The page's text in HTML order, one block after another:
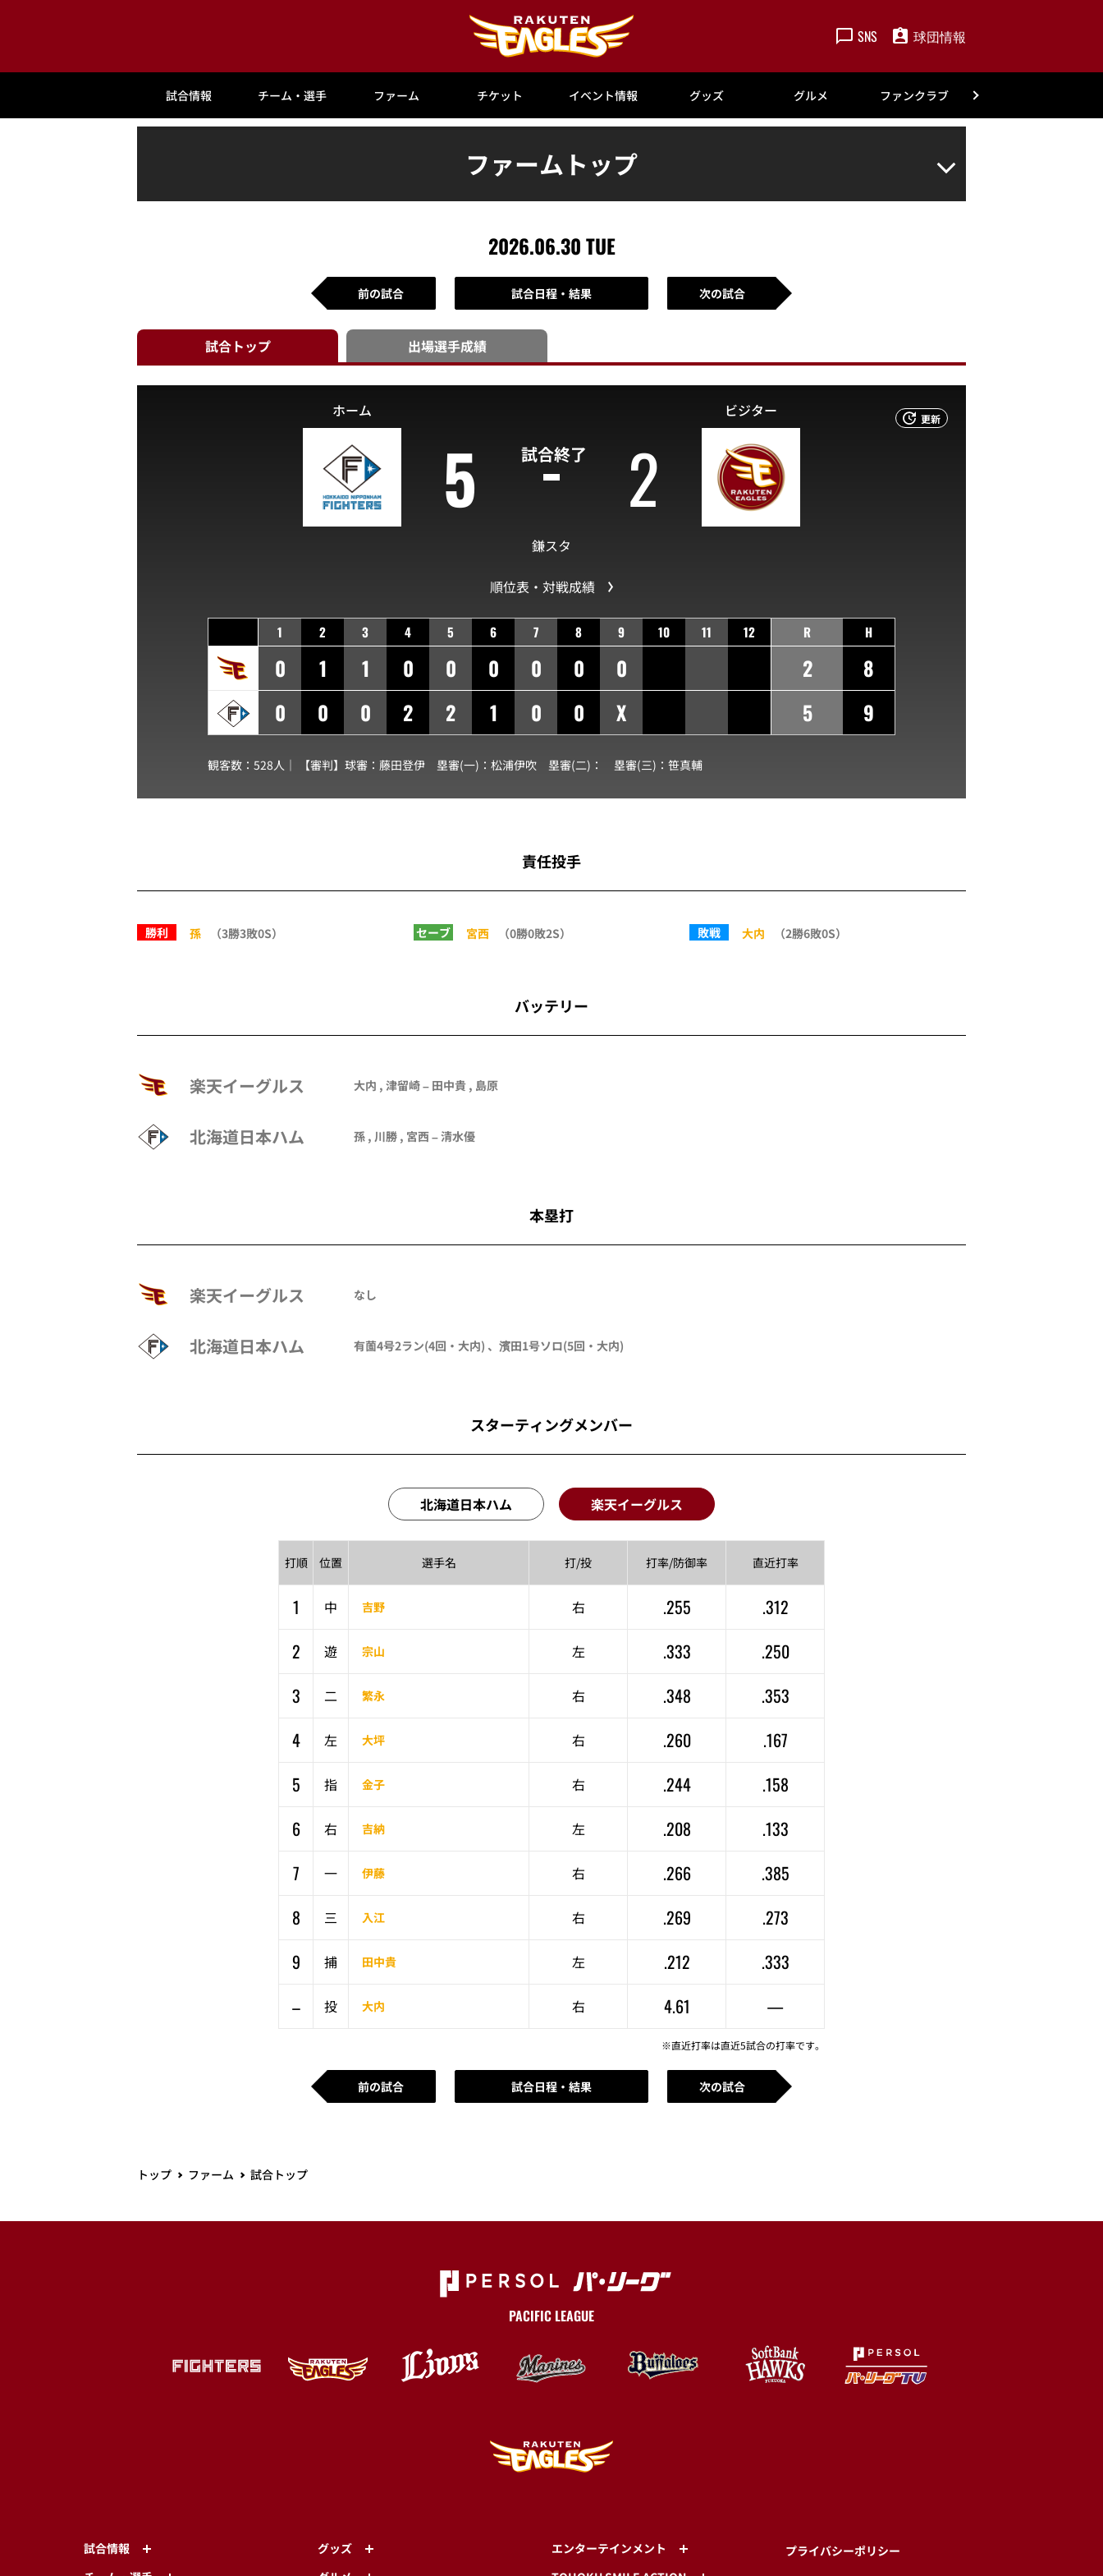
SNS 球団情報
試合情報 チーム・選手 ファーム チケット イベント情報 グッズ グルメ ファンクラブ
ファームトップ
2026.06.30 TUE
前の試合 試合日程・結果 次の試合
試合トップ 出場選手成績
更新
試合終了
ホーム
5 2
ビジター
鎌スタ
順位表・対戦成績
1 2 3 4 5 6 7 8 9 10 11 12
0 1 1 0 0 0 0 0
0
0
0 0 2 2 1 0 0 X
R H
2
8
5
9
観客数：528人｜ 【審判】球審： 藤田登伊 塁審(一)： 松浦伊吹 塁審(二)： 塁審(三)： 笹真輔
責任投手
勝利 孫 （3勝3敗0S） セーブ 宮西 （0勝0敗2S） 敗戦 大内 （2勝6敗0S）
バッテリー
楽天イーグルス 大内 , 津留崎– 田中貴 , 島原
北海道日本ハム 孫 , 川勝 , 宮西–清水優
本塁打
楽天イーグルス なし
北海道日本ハム 有薗4号2ラン(4回・ 大内) 、 濱田1号ソロ(5回・ 大内)
スターティングメンバー
北海道日本ハム 楽天イーグルス
打順 位置 選手名 打/投 打率/防御率 直近打率
1 中 吉野 右 .255
.312
2
遊 宗山 左 .333
.250
3
二 繁永 右 .348
.353
4
左 大坪 右 .260
.167
5
指 金子 右 .244
.158
6
右 吉納 左 .208
.133
7
一 伊藤 右 .266
.385
8
三 入江 右 .269
.273
9
捕 田中貴 左 .212
.333
–
投 大内 右 4.61 —
※直近打率は直近5試合の打率です。
前の試合 試合日程・結果 次の試合
トップ ファーム 試合トップ
PACIFIC LEAGUE
試合情報
グッズ
エンターテインメント
プライバシーポリシー